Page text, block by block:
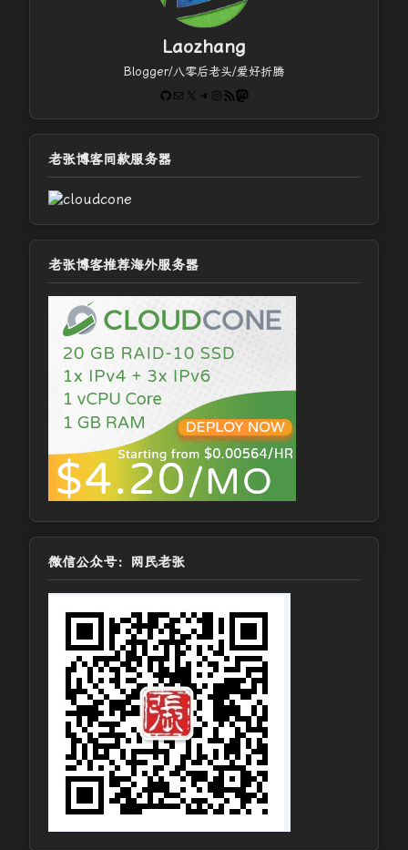
Laozhang
Blogger/八零后老头/爱好折腾
GitHub
电子邮件 X Telegram
Instagram
RSS FeedMastodon
老张博客同款服务器
老张博客推荐海外服务器
微信公众号：网民老张